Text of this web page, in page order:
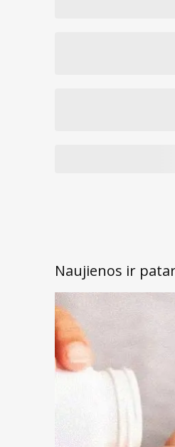
Naujienos ir